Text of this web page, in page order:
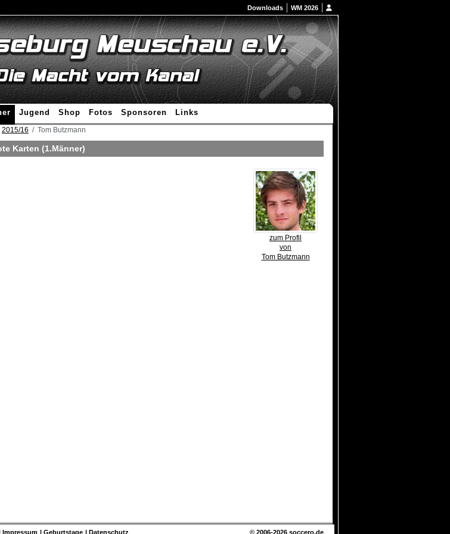
Downloads WM 2026
Jugend Shop Fotos Sponsoren Links
2015/16 Tom Butzmann
Karten (1.Männer)
zum Profil
von
Tom Butzmann
Impressum Geburtstage Datenschutz © 2006-2026 soccero.de